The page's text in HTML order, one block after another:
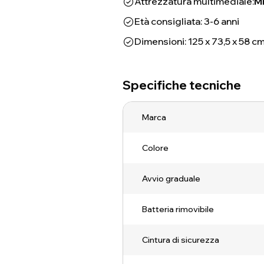
Età consigliata: 3-6 anni
Dimensioni: 125 x 73,5 x 58
Specifiche tecniche
Marca
Colore
Avvio graduale
Batteria rimovibile
Cintura di sicurezza